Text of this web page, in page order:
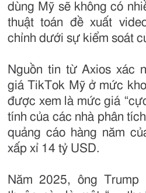
dùng Mỹ sẽ không có
thuật toán đề xuất
chỉnh dưới sự kiểm soát
Nguồn tin từ Axios xác
giá TikTok Mỹ ở mức
được xem là mức giá
tính của các nhà phân
quảng cáo hàng năm
xấp xỉ 14 tỷ USD.
Năm 2025, ông Trump